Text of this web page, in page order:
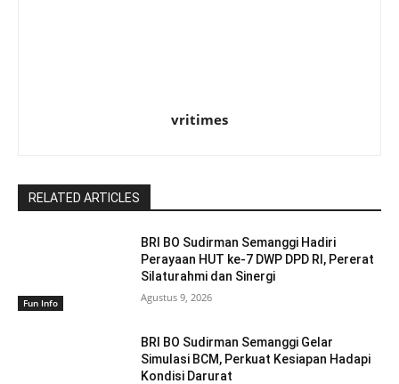
vritimes
RELATED ARTICLES
Fun Info
BRI BO Sudirman Semanggi Hadiri
Perayaan HUT ke-7 DWP DPD RI, Pererat
Silaturahmi dan Sinergi
Agustus 9, 2026
BRI BO Sudirman Semanggi Gelar
Simulasi BCM, Perkuat Kesiapan Hadapi
Kondisi Darurat